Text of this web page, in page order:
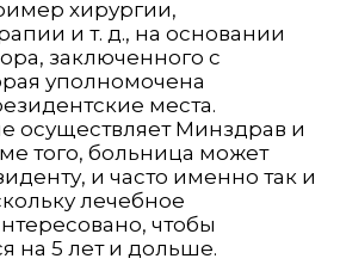
хирургии,
и т. д., на основании
заключенного с
уполномочена
места.
осуществляет Минздрав и
того, больница может
и часто именно так и
лечебное
чтобы
на 5 лет и дольше.